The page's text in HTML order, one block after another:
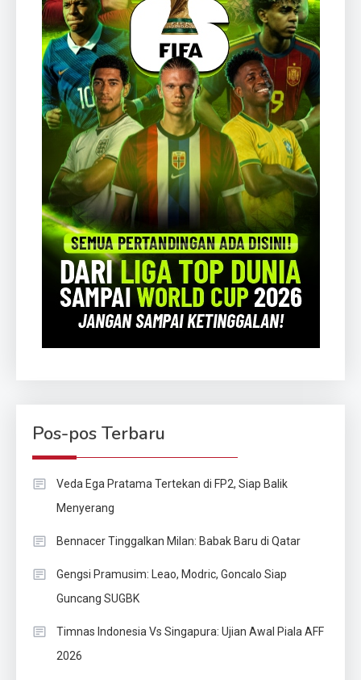
Pos-pos Terbaru
Veda Ega Pratama Tertekan di FP2, Siap Balik
Menyerang
Bennacer Tinggalkan Milan: Babak Baru di Qatar
Gengsi Pramusim: Leao, Modric, Goncalo Siap
Guncang SUGBK
Timnas Indonesia Vs Singapura: Ujian Awal Piala AFF
2026